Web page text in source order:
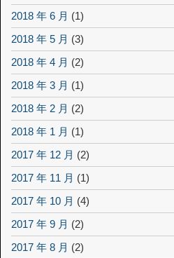
2018 年 6 月 (1)
2018 年 5 月 (3)
2018 年 4 月 (2)
2018 年 3 月 (1)
2018 年 2 月 (2)
2018 年 1 月 (1)
2017 年 12 月 (2)
2017 年 11 月 (1)
2017 年 10 月 (4)
2017 年 9 月 (2)
2017 年 8 月 (2)